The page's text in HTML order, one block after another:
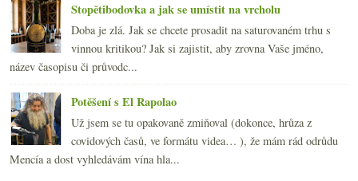
Stopětibodovka a jak se umístit na vrcholu
Doba je zlá. Jak se chcete prosadit na saturovaném trhu s
vinnou kritikou? Jak si zajistit, aby zrovna Vaše jméno,
název časopisu či průvodc...
Potěšení s El Rapolao
Už jsem se tu opakovaně zmiňoval (dokonce, hrůza z
covidových časů, ve formátu videa… ), že mám rád odrůdu
Mencía a dost vyhledávám vína hla...